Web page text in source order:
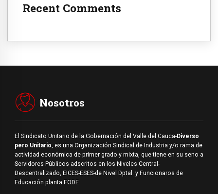
Recent Comments
Nosotros
El Sindicato Unitario de la Gobernación del Valle del Cauca-Diverso
pero Unitario, es una Organización Sindical de Industria y/o rama de
actividad económica de primer grado y mixta, que tiene en su seno a
Servidores Públicos adscritos en los Niveles Central-
Descentralizado, EICES-ESES-de Nivel Dptal. y Funcionaros de
Educación planta FODE .